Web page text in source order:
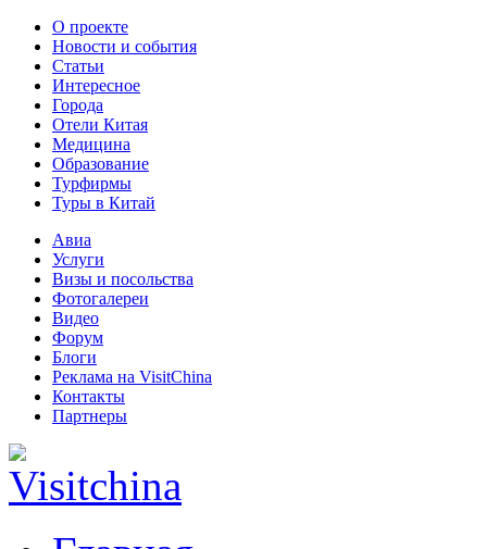
О проекте
Новости и события
Статьи
Интересное
Города
Отели Китая
Медицина
Образование
Турфирмы
Туры в Китай
Авиа
Услуги
Визы и посольства
Фотогалереи
Видео
Форум
Блоги
Реклама на VisitChina
Контакты
Партнеры